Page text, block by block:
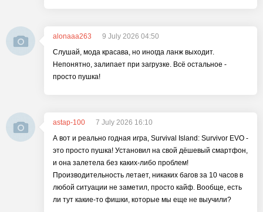
alonaaa263
9 July 2026 04:50
Слушай, мода красава, но иногда ланж выходит.
Непонятно, залипает при загрузке. Всё остальное -
просто пушка!
astap-100
7 July 2026 16:10
А вот и реально годная игра, Survival Island: Survivor EVO -
это просто пушка! Установил на свой дёшевый смартфон,
и она залетела без каких-либо проблем!
Производительность летает, никаких багов за 10 часов в
любой ситуации не заметил, просто кайф. Вообще, есть
ли тут какие-то фишки, которые мы еще не выучили?